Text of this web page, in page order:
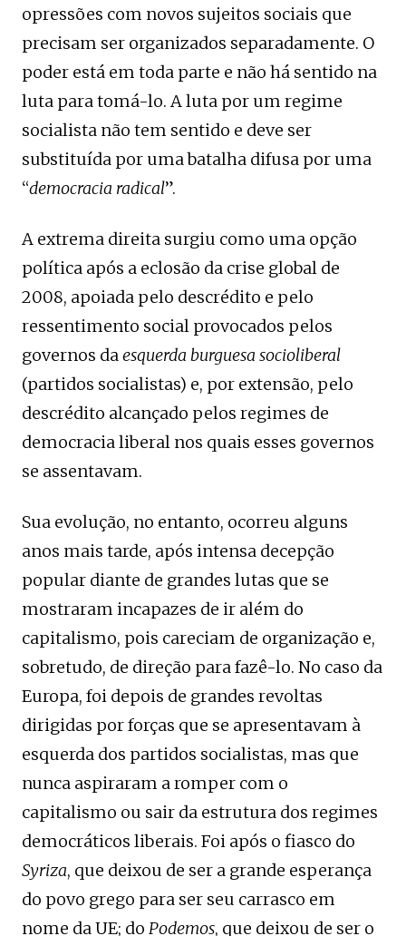
opressões com novos sujeitos sociais que
precisam ser organizados separadamente. O
poder está em toda parte e não há sentido na
luta para tomá-lo. A luta por um regime
socialista não tem sentido e deve ser
substituída por uma batalha difusa por uma
“democracia radical”.
A extrema direita surgiu como uma opção
política após a eclosão da crise global de
2008, apoiada pelo descrédito e pelo
ressentimento social provocados pelos
governos daesquerda burguesa socioliberal
(partidos socialistas) e, por extensão, pelo
descrédito alcançado pelos regimes de
democracia liberal nos quais esses governos
se assentavam.
Sua evolução, no entanto, ocorreu alguns
anos mais tarde, após intensa decepção
popular diante de grandes lutas que se
mostraram incapazes de ir além do
capitalismo, pois careciam de organização e,
sobretudo, de direção para fazê-lo. No caso da
Europa, foi depois de grandes revoltas
dirigidas por forças que se apresentavam à
esquerda dos partidos socialistas, mas que
nunca aspiraram a romper com o
capitalismo ou sair da estrutura dos regimes
democráticos liberais. Foi após o fiasco do
Syriza, que deixou de ser a grande esperança
do povo grego para ser seu carrasco em
nome da UE; do Podemos, que deixou de ser o